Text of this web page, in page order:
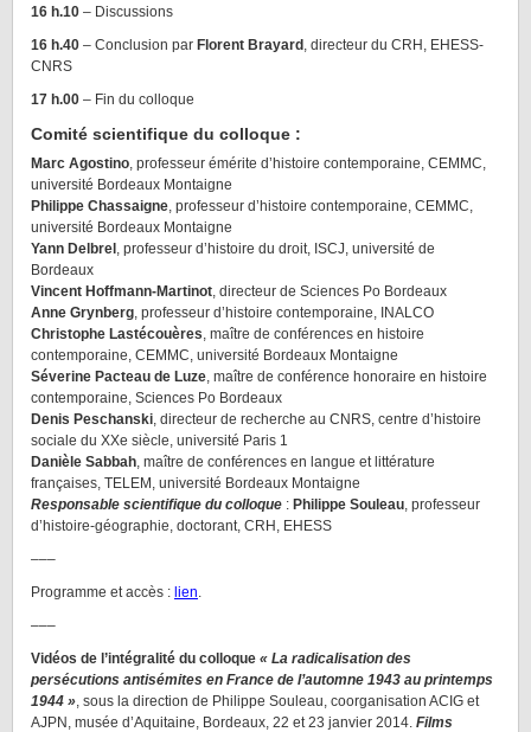
16 h.10 – Discussions
16 h.40 – Conclusion par Florent Brayard , directeur du CRH, EHESS-
CNRS
17 h.00 – Fin du colloque
Comité scientifique du colloque :
Marc Agostino, professeur émérite d’histoire contemporaine, CEMMC,
université Bordeaux Montaigne
Philippe Chassaigne, professeur d’histoire contemporaine, CEMMC,
université Bordeaux Montaigne
Yann Delbrel , professeur d’histoire du droit, ISCJ, université de
Bordeaux
Vincent Hoffmann-Martinot, directeur de Sciences Po Bordeaux
Anne Grynberg, professeur d’histoire contemporaine, INALCO
Christophe Lastécouères, maître de conférences en histoire
contemporaine, CEMMC, université Bordeaux Montaigne
Séverine Pacteau de Luze, maître de conférence honoraire en histoire
contemporaine, Sciences Po Bordeaux
Denis Peschanski, directeur de recherche au CNRS, centre d’histoire
sociale du XXe siècle, université Paris 1
Danièle Sabbah, maître de conférences en langue et littérature
françaises, TELEM, université Bordeaux Montaigne
Responsable scientifique du colloque : Philippe Souleau, professeur
d’histoire-géographie, doctorant, CRH, EHESS
–––
Programme et accès : lien.
–––
Vidéos de l’intégralité du colloque « La radicalisation des
persécutions antisémites en France de l’automne 1943 au printemps
1944 », sous la direction de Philippe Souleau, coorganisation ACIG et
AJPN, musée d’Aquitaine, Bordeaux, 22 et 23 janvier 2014. Films